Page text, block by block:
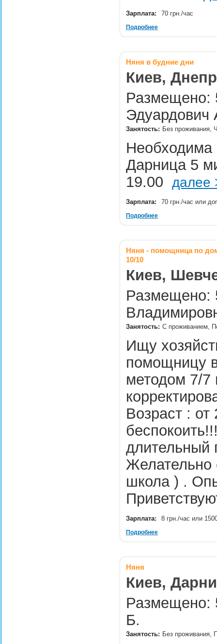
Зарплата: 70 грн./час
Подробнее
Няня в будние дни
Киев,
Размещено:
Эдуардович
Занятость: Без проживания,
Необходима
Дарница 5
19.00 далее
Зарплата: 70 грн./час или
Подробнее
Няня - помощница по
10/10
Киев,
Размещено:
Занятость: С проживанием,
Ищу
помощницу
методом 7/7
Возраст :
длительный
Желательно
школа ) .
Зарплата: 8 грн./час или
Подробнее
Няня
Киев,
Размещено:
Б.
Занятость: Без проживания,